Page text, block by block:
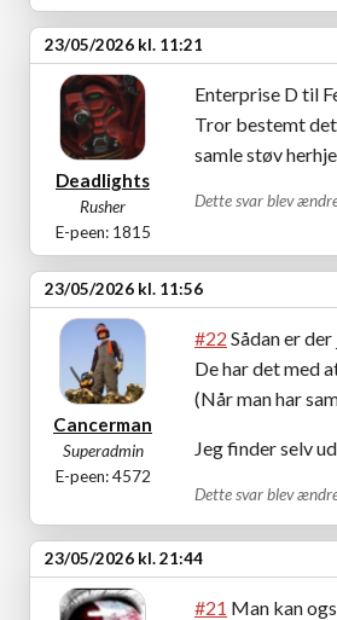
23/05/2026 kl. 11:21
Deadlights
Rusher
E-peen: 1815
Enterprise D til
Tror bestemt
samle støv
Dette svar blev
23/05/2026 kl. 11:56
Cancerman
Superadmin
E-peen: 4572
#22 Sådan er
De har det med
(Når man har
Jeg finder selv ud...
Dette svar blev
23/05/2026 kl. 21:44
#21 Man kan